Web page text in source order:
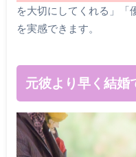
を大切にしてくれる」「
を実感できます。
元彼より早く結婚